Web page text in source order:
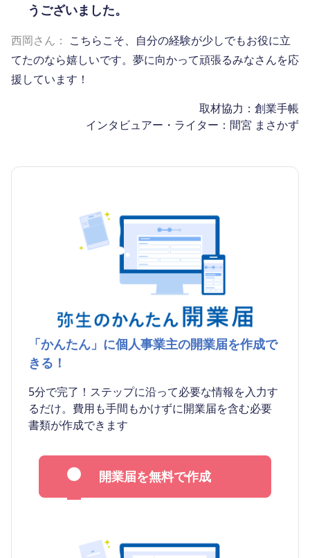
うございました。
西岡さん： こちらこそ、自分の経験が少しでもお役に立
てたのなら嬉しいです。夢に向かって頑張るみなさんを応
援しています！
取材協力：創業手帳
インタビュアー・ライター：間宮 まさかず
「かんたん」に個人事業主の開業届を作成で
きる！
5分で完了！ステップに沿って必要な情報を入力す
るだけ。費用も手間もかけずに開業届を含む必要
書類が作成できます
開業届を無料で作成